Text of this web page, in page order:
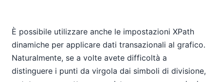
È possibile utilizzare anche le impostazioni XPath
dinamiche per applicare dati transazionali al grafico.
Naturalmente, se a volte avete difficoltà a
distinguere i punti da virgola dai simboli di divisione,